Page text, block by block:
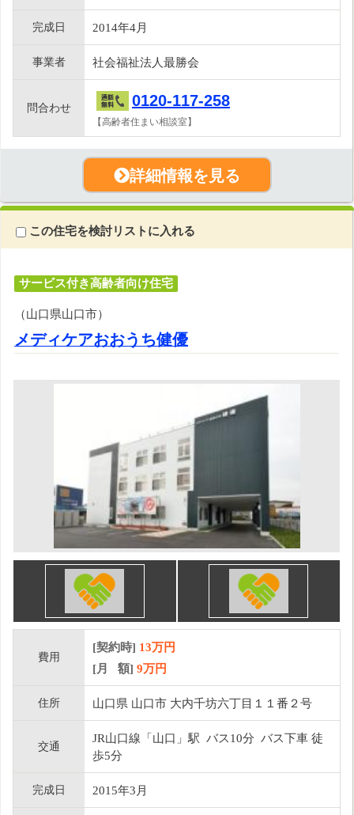
完成日 2014年4月
事業者 社会福祉法人最勝会
問合わせ 0120-117-258
【高齢者住まい相談室】
詳細情報を見る
この住宅を検討リストに入れる
サービス付き高齢者向け住宅
（山口県山口市）
メディケアおおうち健優
費用
[契約時] 13万円
[月 額] 9万円
住所 山口県 山口市 大内千坊六丁目１１番２号
交通
JR山口線「山口」駅 バス10分 バス下車 徒
歩5分
完成日 2015年3月